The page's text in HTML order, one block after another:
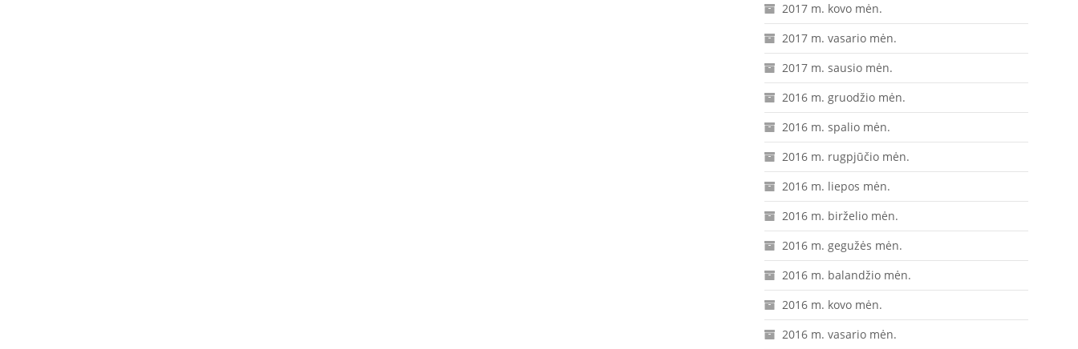
2017 m. kovo mėn.
2017 m. vasario mėn.
2017 m. sausio mėn.
2016 m. gruodžio mėn.
2016 m. spalio mėn.
2016 m. rugpjūčio mėn.
2016 m. liepos mėn.
2016 m. birželio mėn.
2016 m. gegužės mėn.
2016 m. balandžio mėn.
2016 m. kovo mėn.
2016 m. vasario mėn.